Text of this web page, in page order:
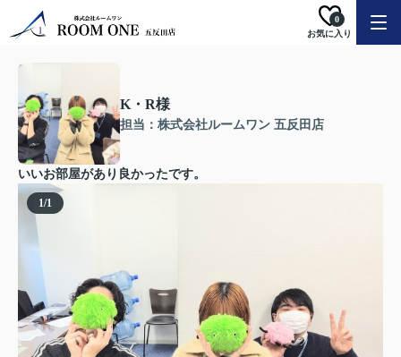
お気に入り
0
K・R様
担当：株式会社ルームワン 五反田店
いいお部屋があり良かったです。
1/1